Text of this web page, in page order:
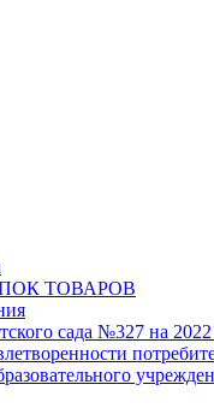
ТОВАРОВ
сада №327 на